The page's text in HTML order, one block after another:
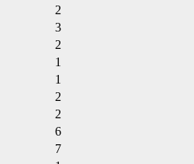
2
3
2
1
1
2
2
6
7